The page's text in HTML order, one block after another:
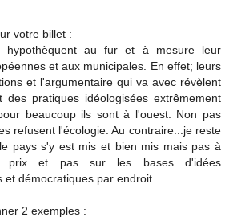
votre billet :
hypothèquent au fur et à mesure leur
et aux municipales. En effet; leurs
et l'argumentaire qui va avec révèlent
des pratiques idéologisées extrêmement
beaucoup ils sont à l'ouest. Non pas
refusent l'écologie. Au contraire...je reste
pays s'y est mis et bien mis mais pas à
prix et pas sur les bases d'idées
et démocratiques par endroit.
2 exemples :